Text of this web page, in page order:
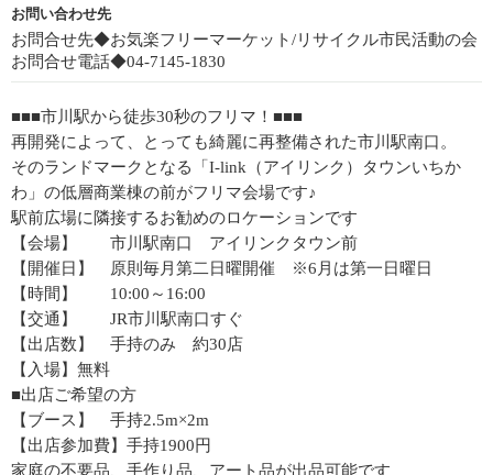
お問い合わせ先
お問合せ先◆お気楽フリーマーケット/リサイクル市民活動の会
お問合せ電話◆04-7145-1830
■■■市川駅から徒歩30秒のフリマ！■■■
再開発によって、とっても綺麗に再整備された市川駅南口。
そのランドマークとなる「I-link（アイリンク）タウンいちか
わ」の低層商業棟の前がフリマ会場です♪
駅前広場に隣接するお勧めのロケーションです
【会場】 市川駅南口 アイリンクタウン前
【開催日】 原則毎月第二日曜開催 ※6月は第一日曜日
【時間】 10:00～16:00
【交通】 JR市川駅南口すぐ
【出店数】 手持のみ 約30店
【入場】無料
■出店ご希望の方
【ブース】 手持2.5m×2m
【出店参加費】手持1900円
家庭の不要品、手作り品、アート品が出品可能です